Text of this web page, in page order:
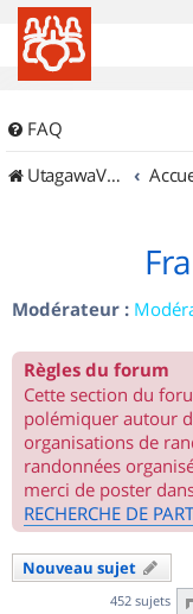
FAQ
UtagawaVTT (Randos VTT et VTTAE avec traces GPS)
Modérateur :
Règles du forum
Cette section du
polémiquer autour
organisations de
randonnées
merci de poster
RECHERCHE DE
Nouveau sujet
452 sujets